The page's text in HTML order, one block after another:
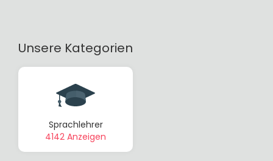
Unsere Kategorien
Sprachlehrer
4142 Anzeigen